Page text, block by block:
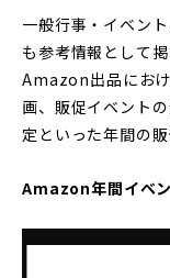
一般行事・イベン
も参考情報として掲
Amazon出品にお
画、販促イベント
定といった年間の
Amazon年間イベ